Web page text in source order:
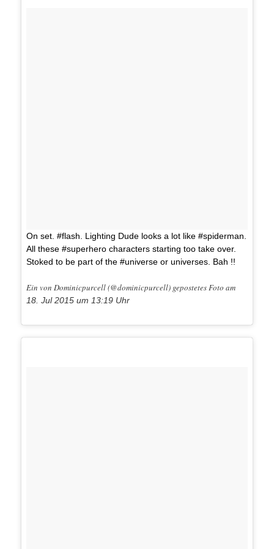
On set. #flash. Lighting Dude looks a lot like #spiderman.
All these #superhero characters starting too take over.
Stoked to be part of the #universe or universes. Bah !!
Ein von Dominicpurcell (@dominicpurcell) gepostetes Foto am
18. Jul 2015 um 13:19 Uhr